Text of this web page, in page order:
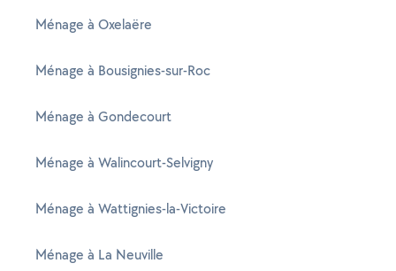
Ménage à Oxelaëre
Ménage à Bousignies-sur-Roc
Ménage à Gondecourt
Ménage à Walincourt-Selvigny
Ménage à Wattignies-la-Victoire
Ménage à La Neuville